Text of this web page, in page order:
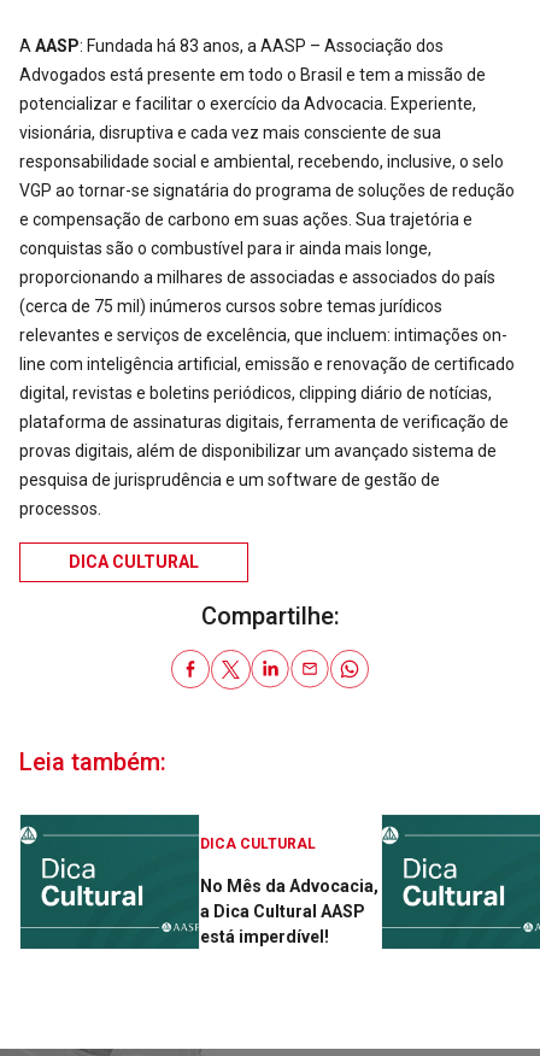
A AASP: Fundada há 83 anos, a AASP – Associação dos
Advogados está presente em todo o Brasil e tem a missão de
potencializar e facilitar o exercício da Advocacia. Experiente,
visionária, disruptiva e cada vez mais consciente de sua
responsabilidade social e ambiental, recebendo, inclusive, o selo
VGP ao tornar-se signatária do programa de soluções de redução
e compensação de carbono em suas ações. Sua trajetória e
conquistas são o combustível para ir ainda mais longe,
proporcionando a milhares de associadas e associados do país
(cerca de 75 mil) inúmeros cursos sobre temas jurídicos
relevantes e serviços de excelência, que incluem: intimações on-
line com inteligência artificial, emissão e renovação de certificado
digital, revistas e boletins periódicos, clipping diário de notícias,
plataforma de assinaturas digitais, ferramenta de verificação de
provas digitais, além de disponibilizar um avançado sistema de
pesquisa de jurisprudência e um software de gestão de
processos.
DICA CULTURAL
Compartilhe:
Leia também:
DICA CULTURAL
No Mês da Advocacia,
a Dica Cultural AASP
está imperdível!